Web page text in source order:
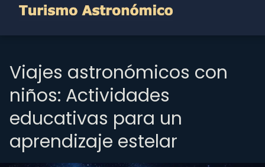
Viajes astronómicos con
niños: Actividades
educativas para un
aprendizaje estelar